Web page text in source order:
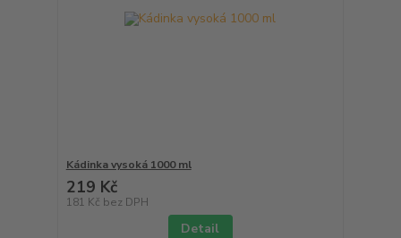
Kádinka vysoká 1000 ml
219 Kč
181 Kč bez DPH
Detail